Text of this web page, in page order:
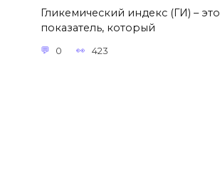
Гликемический индекс (ГИ) – это
показатель, который
0 423